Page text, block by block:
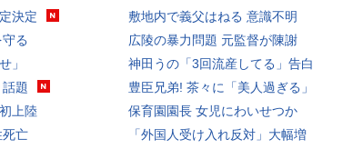
決定
る
」
題
上陸
死亡
敷地内で義父はねる 意識不明
広陵の暴力問題 元監督が陳謝
神田うの「3回流産してる」告白
豊臣兄弟! 茶々に「美人過ぎる」
保育園園長 女児にわいせつか
「外国人受け入れ反対」大幅増